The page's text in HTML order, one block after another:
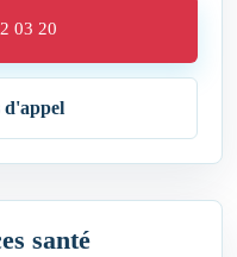
03 20
d'appel
santé